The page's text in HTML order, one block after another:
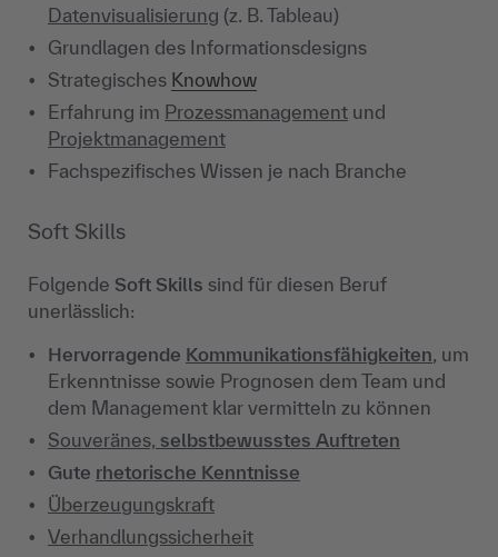
Datenvisualisierung (z. B. Tableau)
Grundlagen des Informationsdesigns
Strategisches Knowhow
Erfahrung im Prozessmanagement und
Projektmanagement
Fachspezifisches Wissen je nach Branche
Soft Skills
Folgende Soft Skills sind für diesen Beruf
unerlässlich:
Hervorragende Kommunikationsfähigkeiten, um
Erkenntnisse sowie Prognosen dem Team und
dem Management klar vermitteln zu können
Souveränes, selbstbewusstes Auftreten
Gute rhetorische Kenntnisse
Überzeugungskraft
Verhandlungssicherheit